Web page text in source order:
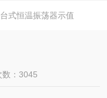
式恒温振荡器示值
数：3045